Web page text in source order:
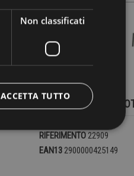
DETTAGLI DEL
RIFERIMENTO22909
EAN132900000425149
Non classificati
ACCETTA TUTTO